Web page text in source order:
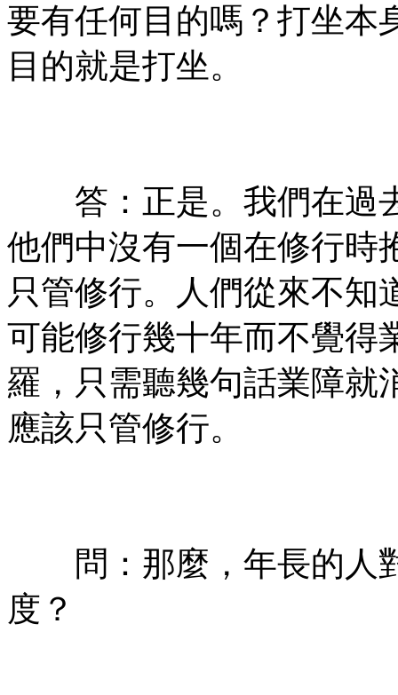
要有任何目的嗎？打坐本
目的就是打坐。
答：正是。我們在過
他們中沒有一個在修行時
只管修行。人們從來不知
可能修行幾十年而不覺得
羅，只需聽幾句話業障就
應該只管修行。
問：那麼，年長的人
度？